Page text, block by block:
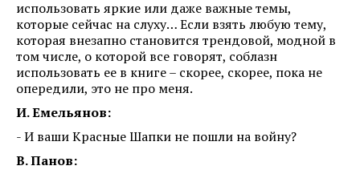
использовать яркие или даже важные темы,
которые сейчас на слуху… Если взять любую тему,
которая внезапно становится трендовой, модной в
том числе, о которой все говорят, соблазн
использовать ее в книге – скорее, скорее, пока не
опередили, это не про меня.
И. Емельянов:
- И ваши Красные Шапки не пошли на войну?
В. Панов: